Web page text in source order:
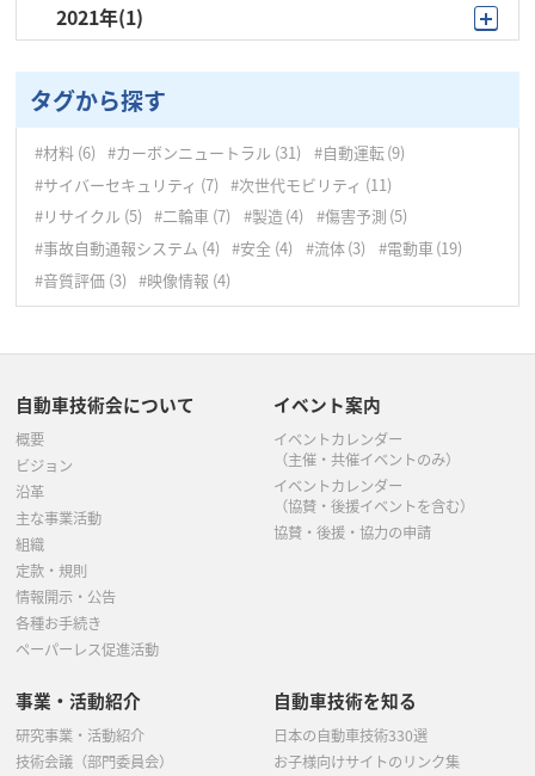
11月(5)
10月(9)
9月(8)
8月
(5)
7月(2)
6月(4)
5月(6)
3月(4)
1月
12月(10)
11月(7)
10月(5)
9月 (4)
8月(5)
7月(5)
6月(3)
5月(6)
4月(7)
2021年(1)
9月(1)
タグから探す
#材料 (6) #カーボンニュートラル (31) #自動運転(9)
#サイバーセキュリティ (7) #次世代モビリティ (11)
#リサイクル (5) #二輪車 (7) #製造(4) #傷害予測 (5)
#事故自動通報システム (4) #安全 (4) #流体(3) #電動車(19)
#音質評価 (3) #映像情報 (4)
自動車技術会について
概要
ビジョン
沿革
主な事業活動
組織
定款・規則
情報開示・公告
各種お手続き
ペーパーレス促進活動
イベント案内
イベントカレンダー
（主催・共催イベントのみ）
イベントカレンダー
（協賛・後援イベントを含む）
協賛・後援・協力の申請
事業・活動紹介
研究事業・活動紹介
技術会議（部門委員会）
自動車技術を知る
日本の自動車技術330選
お子様向けサイトのリンク集